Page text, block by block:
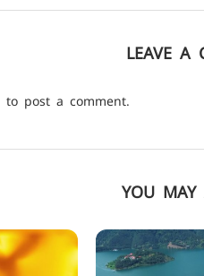
LEAVE A
to post a comment.
YOU MAY